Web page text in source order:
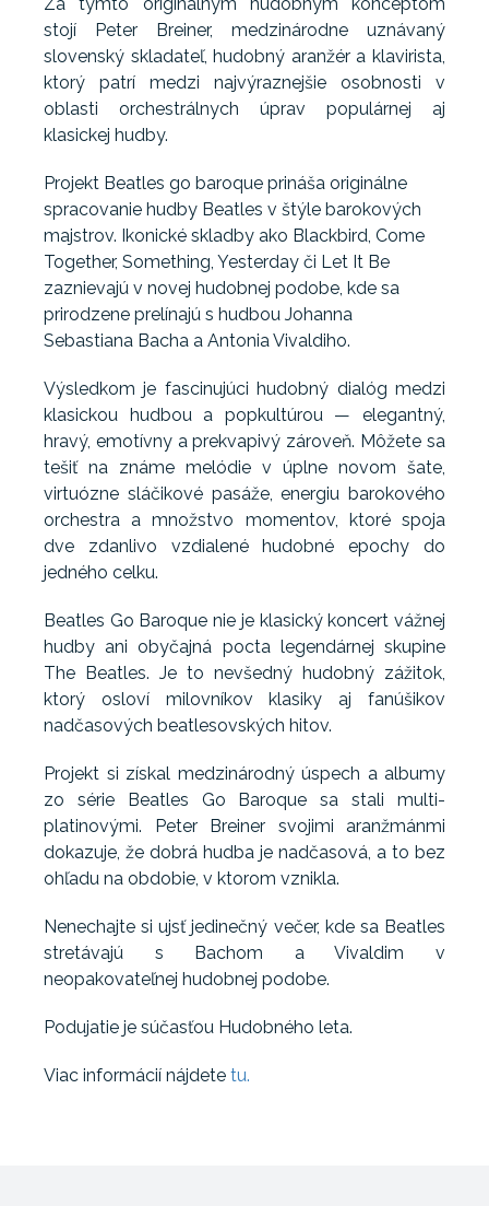
Za týmto originálnym hudobným konceptom
stojí Peter Breiner, medzinárodne uznávaný
slovenský skladateľ, hudobný aranžér a klavirista,
ktorý patrí medzi najvýraznejšie osobnosti v
oblasti orchestrálnych úprav populárnej aj
klasickej hudby.
Projekt Beatles go baroque prináša originálne
spracovanie hudby Beatles v štýle barokových
majstrov. Ikonické skladby ako Blackbird, Come
Together, Something, Yesterday či Let It Be
zaznievajú v novej hudobnej podobe, kde sa
prirodzene prelínajú s hudbou Johanna
Sebastiana Bacha a Antonia Vivaldiho.
Výsledkom je fascinujúci hudobný dialóg medzi
klasickou hudbou a popkultúrou — elegantný,
hravý, emotívny a prekvapivý zároveň. Môžete sa
tešiť na známe melódie v úplne novom šate,
virtuózne sláčikové pasáže, energiu barokového
orchestra a množstvo momentov, ktoré spoja
dve zdanlivo vzdialené hudobné epochy do
jedného celku.
Beatles Go Baroque nie je klasický koncert vážnej
hudby ani obyčajná pocta legendárnej skupine
The Beatles. Je to nevšedný hudobný zážitok,
ktorý osloví milovníkov klasiky aj fanúšikov
nadčasových beatlesovských hitov.
Projekt si získal medzinárodný úspech a albumy
zo série Beatles Go Baroque sa stali multi-
platinovými. Peter Breiner svojimi aranžmánmi
dokazuje, že dobrá hudba je nadčasová, a to bez
ohľadu na obdobie, v ktorom vznikla.
Nenechajte si ujsť jedinečný večer, kde sa Beatles
stretávajú s Bachom a Vivaldim v
neopakovateľnej hudobnej podobe.
Podujatie je súčasťou Hudobného leta.
Viac informácií nájdete tu.